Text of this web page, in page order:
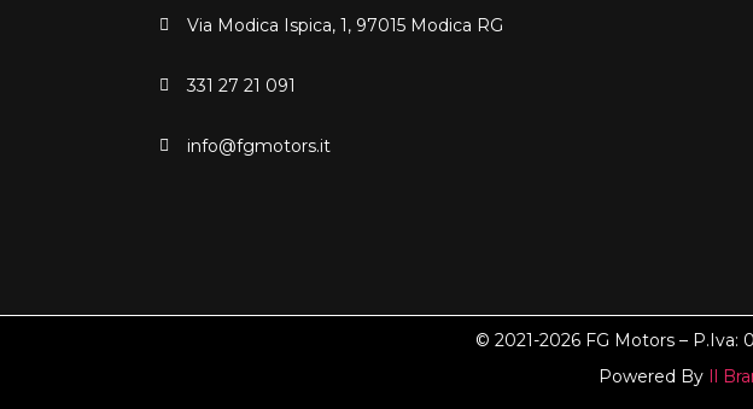
Via Modica Ispica, 1, 97015 Modica RG
331 27 21 091
info@fgmotors.it
© 2021-2026 FG Motors – P.Iva:
Powered By Il